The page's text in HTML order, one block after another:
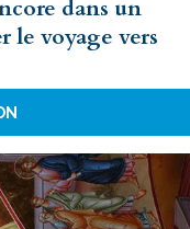
dans un
le voyage vers